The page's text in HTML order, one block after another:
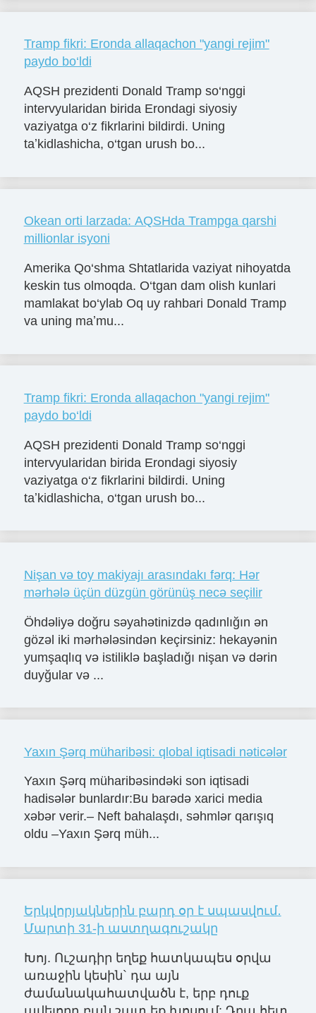
Tramp fikri: Eronda allaqachon "yangi rejim"
paydo bo‘ldi
AQSH prezidenti Donald Tramp so‘nggi
intervyularidan birida Erondagi siyosiy
vaziyatga o‘z fikrlarini bildirdi. Uning
taʼkidlashicha, o‘tgan urush bo...
Okean orti larzada: AQSHda Trampga qarshi
millionlar isyoni
Amerika Qo‘shma Shtatlarida vaziyat nihoyatda
keskin tus olmoqda. O‘tgan dam olish kunlari
mamlakat bo‘ylab Oq uy rahbari Donald Tramp
va uning maʼmu...
Tramp fikri: Eronda allaqachon "yangi rejim"
paydo bo‘ldi
AQSH prezidenti Donald Tramp so‘nggi
intervyularidan birida Erondagi siyosiy
vaziyatga o‘z fikrlarini bildirdi. Uning
taʼkidlashicha, o‘tgan urush bo...
Nişan və toy makiyajı arasındakı fərq: Hər
mərhələ üçün düzgün görünüş necə seçilir
Öhdəliyə doğru səyahətinizdə qadınlığın ən
gözəl iki mərhələsindən keçirsiniz: hekayənin
yumşaqlıq və istiliklə başladığı nişan və dərin
duyğular və ...
Yaxın Şərq müharibəsi: qlobal iqtisadi nəticələr
Yaxın Şərq müharibəsindəki son iqtisadi
hadisələr bunlardır:Bu barədə xarici media
xəbər verir.– Neft bahalaşdı, səhmlər qarışıq
oldu –Yaxın Şərq müh...
Երկվորյակներին բարդ օր է սպասվում․
Մարտի 31-ի աստղագուշակը
Խոյ. Ուշադիր եղեք հատկապես օրվա
առաջին կեսին` դա այն
ժամանակահատվածն է, երբ դուք